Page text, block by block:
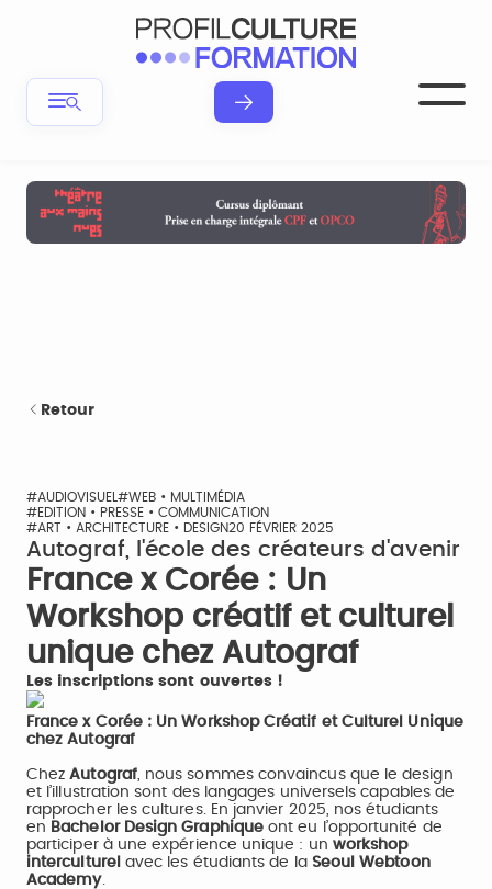
Retour
#AUDIOVISUEL #WEB • MULTIMÉDIA
#EDITION • PRESSE • COMMUNICATION
#ART • ARCHITECTURE • DESIGN20 FÉVRIER 2025
Autograf, l'école des créateurs d'avenir
France x Corée : Un
Workshop créatif et culturel
unique chez Autograf
Les inscriptions sont ouvertes !
France x Corée : Un Workshop Créatif et Culturel Unique
chez Autograf
ChezAutograf, nous sommes convaincus que le design
et l’illustration sont des langages universels capables de
rapprocher les cultures. En janvier 2025, nos étudiants
en Bachelor Design Graphiqueont eu l’opportunité de
participer à une expérience unique : un workshop
interculturel avec les étudiants de la Seoul Webtoon
Academy.